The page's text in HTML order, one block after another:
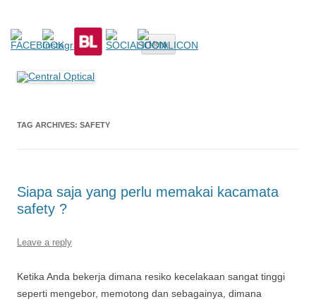
Central Optical
Prescription Safety Spectacles, kacamata safety minus, kacamata,
safety, minus, sport, kacamata sport, polarized, transition,
Menu
to
TAG ARCHIVES: SAFETY
Siapa saja yang perlu memakai kacamata
safety ?
Leave a reply
Ketika Anda bekerja dimana resiko kecelakaan sangat tinggi
seperti mengebor, memotong dan sebagainya, dimana